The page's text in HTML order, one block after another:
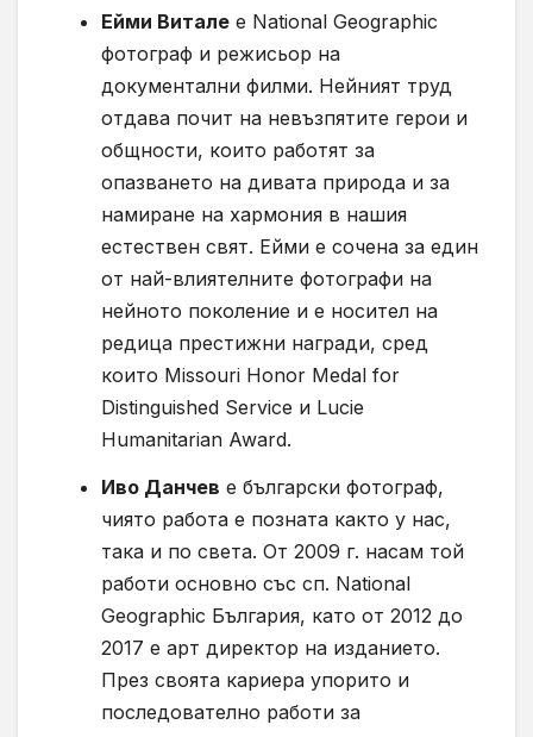
Ейми Витале е National Geographic
фотограф и режисьор на
документални филми. Нейният труд
отдава почит на невъзпятите герои и
общности, които работят за
опазването на дивата природа и за
намиране на хармония в нашия
естествен свят. Ейми е сочена за един
от най-влиятелните фотографи на
нейното поколение и е носител на
редица престижни награди, сред
които Missouri Honor Medal for
Distinguished Service и Lucie
Humanitarian Award.
Иво Данчев е български фотограф,
чиято работа е позната както у нас,
така и по света. От 2009 г. насам той
работи основно със сп. National
Geographic България, като от 2012 до
2017 е арт директор на изданието.
През своята кариера упорито и
последователно работи за